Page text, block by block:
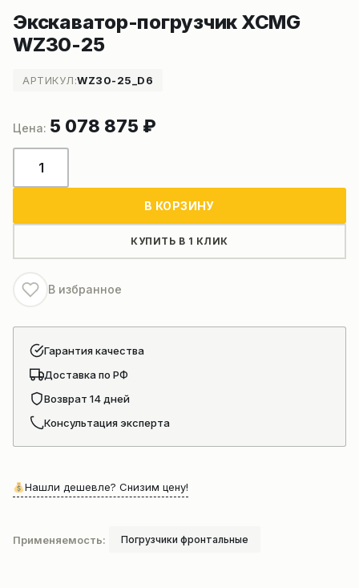
Экскаватор-погрузчик XCMG
WZ30-25
АРТИКУЛ:WZ30-25_D6
5 078 875 ₽
товара
WZ30-
25
В КОРЗИНУ
КУПИТЬ В 1 КЛИК
В избранное
Гарантия качества
Доставка по РФ
Возврат 14 дней
Консультация эксперта
Нашли дешевле? Снизим цену!
Применяемость: Погрузчики фронтальные